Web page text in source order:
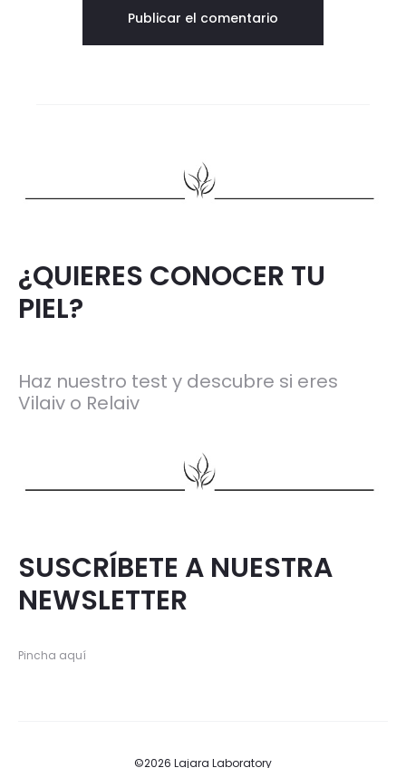
¿QUIERES CONOCER TU
PIEL?
Haz nuestro test y descubre si eres
Vilaiv o Relaiv
SUSCRÍBETE A NUESTRA
NEWSLETTER
Pincha aquí
©2026 Lajara Laboratory